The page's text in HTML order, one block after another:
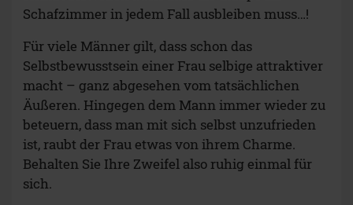
Schafzimmer in jedem Fall ausbleiben muss…!
Für viele Männer gilt, dass schon das
Selbstbewusstsein einer Frau selbige attraktiver
macht – ganz abgesehen vom tatsächlichen
Äußeren. Hingegen dem Mann immer wieder zu
beteuern, dass man mit sich selbst unzufrieden
ist, raubt der Frau etwas von ihrem Charme.
Behalten Sie Ihre Zweifel also ruhig einmal für
sich.